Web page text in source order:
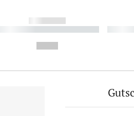
------------
----------- ----------- ----------